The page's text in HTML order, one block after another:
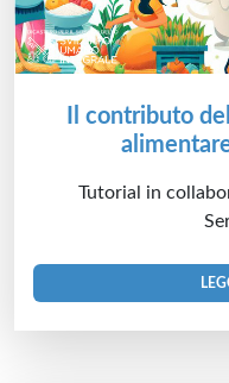
Il contributo
Tutorial in